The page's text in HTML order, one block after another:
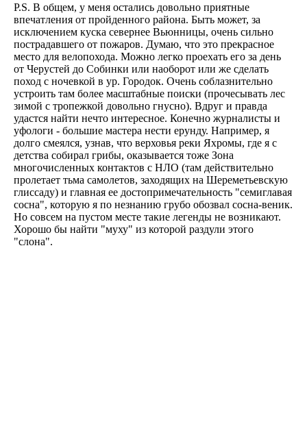
P.S. В общем, у меня остались довольно приятные
впечатления от пройденного района. Быть может, за
исключением куска севернее Вьюнницы, очень сильно
пострадавшего от пожаров. Думаю, что это прекрасное
место для велопохода. Можно легко проехать его за день
от Черустей до Собинки или наоборот или же сделать
поход с ночевкой в ур. Городок. Очень соблазнительно
устроить там более масштабные поиски (прочесывать лес
зимой с тропежкой довольно гнусно). Вдруг и правда
удастся найти нечто интересное. Конечно журналисты и
уфологи - большие мастера нести ерунду. Например, я
долго смеялся, узнав, что верховья реки Яхромы, где я с
детства собирал грибы, оказывается тоже Зона
многочисленных контактов с НЛО (там действительно
пролетает тьма самолетов, заходящих на Шереметьевскую
глиссаду) и главная ее достопримечательность "семиглавая
сосна", которую я по незнанию грубо обозвал сосна-веник.
Но совсем на пустом месте такие легенды не возникают.
Хорошо бы найти "муху" из которой раздули этого
"слона".